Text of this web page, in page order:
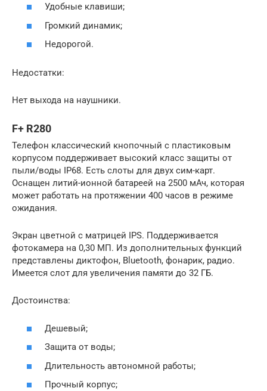
Удобные клавиши;
Громкий динамик;
Недорогой.
Недостатки:
Нет выхода на наушники.
F+ R280
Телефон классический кнопочный с пластиковым
корпусом поддерживает высокий класс защиты от
пыли/воды IP68. Есть слоты для двух сим-карт.
Оснащен литий-ионной батареей на 2500 мАч, которая
может работать на протяжении 400 часов в режиме
ожидания.
Экран цветной с матрицей IPS. Поддерживается
фотокамера на 0,30 МП. Из дополнительных функций
представлены диктофон, Bluetooth, фонарик, радио.
Имеется слот для увеличения памяти до 32 ГБ.
Достоинства:
Дешевый;
Защита от воды;
Длительность автономной работы;
Прочный корпус;